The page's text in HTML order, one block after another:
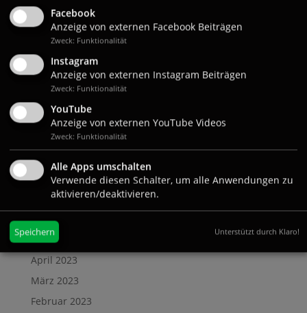
April 2024
März 2024
Februar 2024
Januar 2024
Dezember 2023
November 2023
Oktober 2023
September 2023
August 2023
Juli 2023
Juni 2023
Mai 2023
April 2023
März 2023
Februar 2023
Facebook
Anzeige von externen Facebook Beiträgen
Zweck: Funktionalität
Instagram
Anzeige von externen Instagram Beiträgen
Zweck: Funktionalität
YouTube
Anzeige von externen YouTube Videos
Zweck: Funktionalität
Alle Apps umschalten
Verwende diesen Schalter, um alle Anwendungen zu
aktivieren/deaktivieren.
Speichern Unterstützt durch Klaro!